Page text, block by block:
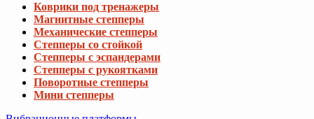
Коврики под тренажеры
Магнитные степперы
Механические степперы
Степперы со стойкой
Степперы с эспандерами
Степперы с рукоятками
Поворотные степперы
Мини степперы